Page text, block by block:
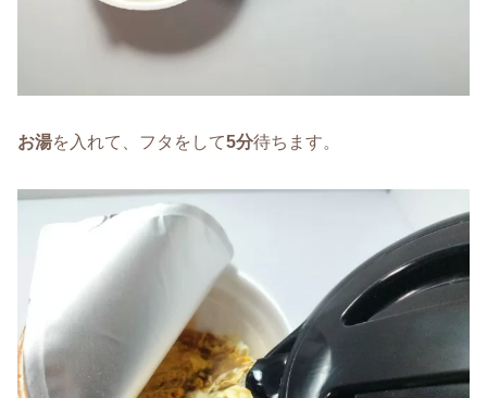
お湯を入れて、フタをして5分待ちます。